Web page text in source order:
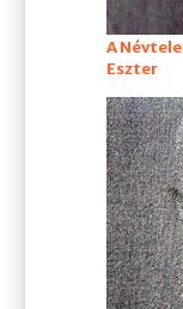
A
Eszter